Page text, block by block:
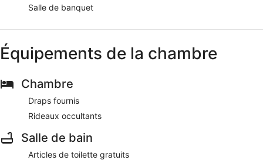
Salle de banquet
Équipements de la chambre
Chambre
Draps fournis
Rideaux occultants
Salle de bain
Articles de toilette gratuits